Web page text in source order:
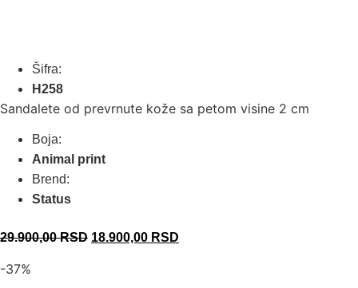
Šifra:
H258
Sandalete od prevrnute kože sa petom visine 2 cm
Boja:
Animal print
Brend:
Status
29.900,00RSD 18.900,00 RSD
-37%